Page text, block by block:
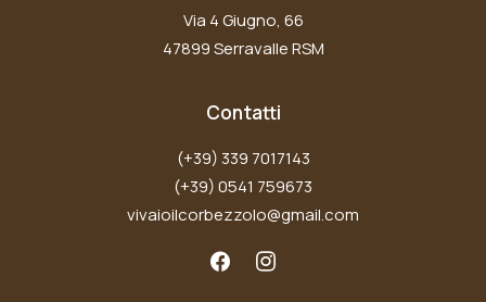
Via 4 Giugno, 66
47899 Serravalle RSM
Contatti
(+39) 339 7017143
(+39) 0541 759673
vivaioilcorbezzolo@gmail.com